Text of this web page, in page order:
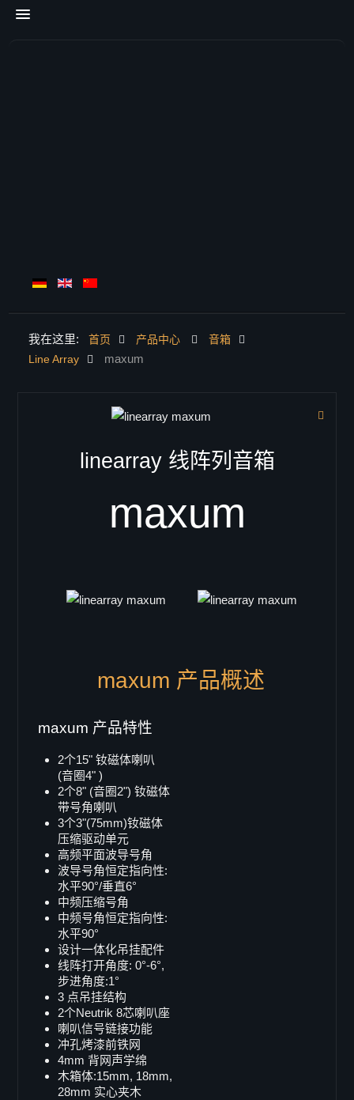
首页
联系我们
低音/超低音音箱
B-18
SB-18
SB-82
SB-218
Single 15"
B-15
LB-15
LB-15MK-II
SB-15
X-ray sub
Doppel 15"
SB-215
SB-215s
VB-52
Single 12"
B-12
B-12deluxe
B-12i
我在这里: 首页 产品中心
音箱
Line Array
maxum
linearray 线阵列音箱
maxum
maxum 产品概述
maxum 产品特性
2个15" 钕磁体喇叭
(音圈4" )
2个8" (音圈2") 钕磁体
带号角喇叭
3个3"(75mm)钕磁体
压缩驱动单元
高频平面波导号角
波导号角恒定指向性:
水平90°/垂直6°
中频压缩号角
中频号角恒定指向性:
水平90°
设计一体化吊挂配件
线阵打开角度: 0°-6°,
步进角度:1°
3 点吊挂结构
2个Neutrik 8芯喇叭座
喇叭信号链接功能
冲孔烤漆前铁网
4mm 背网声学绵
木箱体:15mm, 18mm,
28mm 实心夹木